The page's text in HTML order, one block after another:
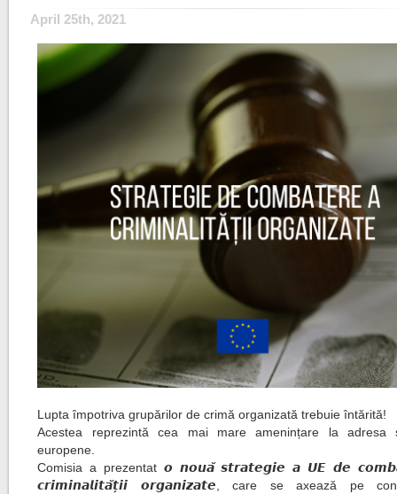
April 25th, 2021
Lupta împotriva grupărilor de crimă organizată trebuie întărită!
Acestea reprezintă cea mai mare amenințare la adresa
europene.
Comisia a prezentat 𝙤 𝙣𝙤𝙪𝙖̆ 𝙨𝙩𝙧𝙖𝙩𝙚𝙜𝙞𝙚 𝙖 𝙐𝙀 𝙙𝙚
𝙘𝙧𝙞𝙢𝙞𝙣𝙖𝙡𝙞𝙩𝙖̆𝙩̦𝙞𝙞 𝙤𝙧𝙜𝙖𝙣𝙞𝙯𝙖𝙩𝙚, care se axează pe